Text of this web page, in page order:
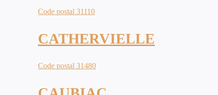
Code postal 31110
CATHERVIELLE
Code postal 31480